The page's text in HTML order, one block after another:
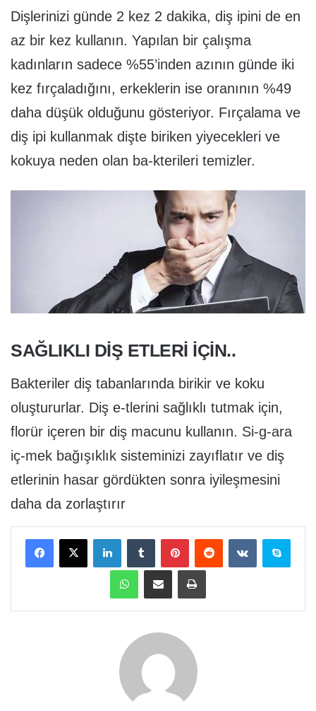
Dişlerinizi günde 2 kez 2 dakika, diş ipini de en
az bir kez kullanın. Yapılan bir çalışma
kadınların sadece %55’inden azının günde iki
kez fırçaladığını, erkeklerin ise oranının %49
daha düşük olduğunu gösteriyor. Fırçalama ve
diş ipi kullanmak dişte biriken yiyecekleri ve
kokuya neden olan ba-kterileri temizler.
SAĞLIKLI DİŞ ETLERİ İÇİN..
Bakteriler diş tabanlarında birikir ve koku
oluştururlar. Diş e-tlerini sağlıklı tutmak için,
florür içeren bir diş macunu kullanın. Si-g-ara
iç-mek bağışıklık sisteminizi zayıflatır ve diş
etlerinin hasar gördükten sonra iyileşmesini
daha da zorlaştırır
FacebookX LinkedInTumblr PinterestReddit VKontakteSkype
WhatsAppE-Posta ile paylaş Yazdır